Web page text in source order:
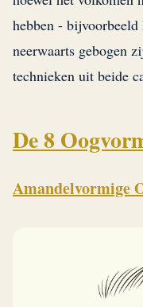
hebben -
neerwaarts gebogen
technieken uit beide
De 8
Amandelvormige